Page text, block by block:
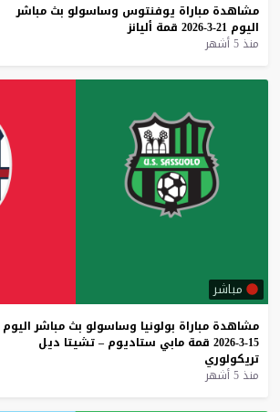
مشاهدة مباراة يوفنتوس وساسولو بث مباشر
اليوم 21-3-2026 قمة أليانز
منذ 5 أشهر
مباشر
مشاهدة مباراة بولونيا وساسولو بث مباشر اليوم
15-3-2026
قمة مابي ستاديوم – تشيتا ديل
تريكولوري
منذ 5 أشهر